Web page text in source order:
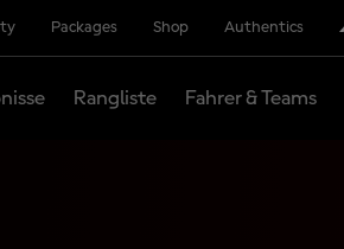
Packages Shop Authentics
Rangliste Fahrer & Teams